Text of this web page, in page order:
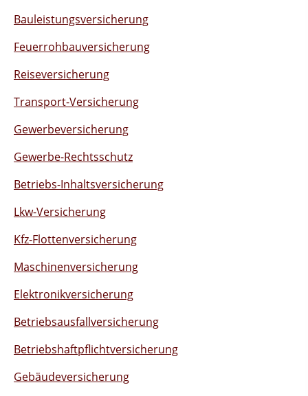
Bauleistungsversicherung
Feuerrohbauversicherung
Reiseversicherung
Transport-Versicherung
Gewerbeversicherung
Gewerbe-Rechtsschutz
Betriebs-Inhaltsversicherung
Lkw-Versicherung
Kfz-Flottenversicherung
Maschinenversicherung
Elektronikversicherung
Betriebsausfallversicherung
Betriebshaftpflichtversicherung
Gebäudeversicherung